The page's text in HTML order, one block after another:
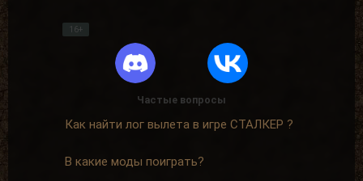
16+
Частые вопросы
Как найти лог вылета в игре СТАЛКЕР ?
В какие моды поиграть?